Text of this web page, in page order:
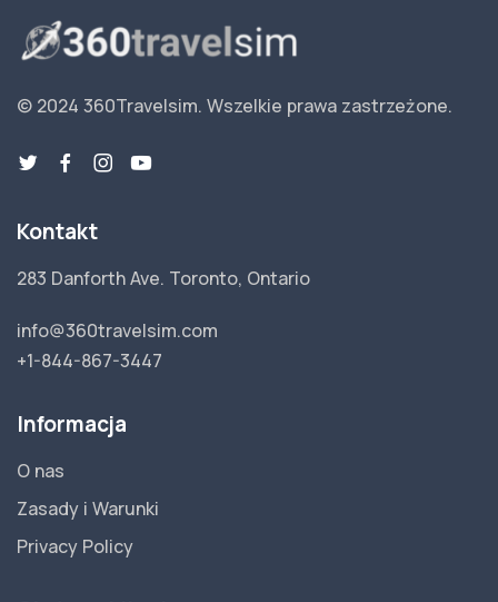
© 2024 360Travelsim. Wszelkie prawa zastrzeżone.
Kontakt
283 Danforth Ave. Toronto, Ontario
info@360travelsim.com
+1-844-867-3447
Informacja
O nas
Zasady i Warunki
Privacy Policy